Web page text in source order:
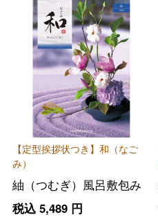
【定型挨拶状つき】和（なご
み）
紬（つむぎ）風呂敷包み
税込 5,489円